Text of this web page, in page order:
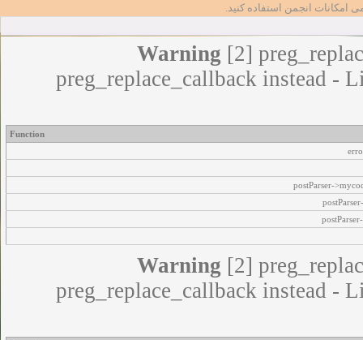
امکانات انجمن استفاده کنید.
Warning [2]
preg_replace_callback instead -
Function
postParser-
Warning [2]
preg_replace_callback instead -